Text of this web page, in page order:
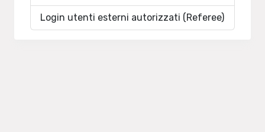
Login utenti esterni autorizzati (Referee)